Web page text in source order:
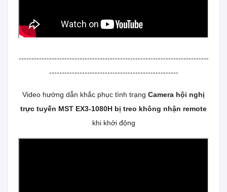
---------------------------------------------------------------------------
---------------------------------------------------
Video hướng dẫn khắc phục tình trạng Camera hội nghị
trực tuyến MST EX3-1080H bị treo không nhận remote
khi khởi động